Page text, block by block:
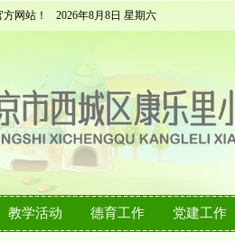
网站！ 2026年8月8日 星期六
教学活动 德育工作 党建工作